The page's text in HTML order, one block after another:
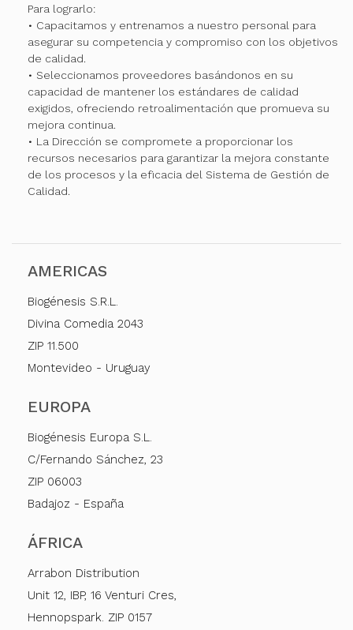
Para lograrlo:
• Capacitamos y entrenamos a nuestro personal para
asegurar su competencia y compromiso con los objetivos
de calidad.
• Seleccionamos proveedores basándonos en su
capacidad de mantener los estándares de calidad
exigidos, ofreciendo retroalimentación que promueva su
mejora continua.
• La Dirección se compromete a proporcionar los
recursos necesarios para garantizar la mejora constante
de los procesos y la eficacia del Sistema de Gestión de
Calidad.
AMERICAS
Biogénesis S.R.L.
Divina Comedia 2043
ZIP 11.500
Montevideo - Uruguay
EUROPA
Biogénesis Europa S.L.
C/Fernando Sánchez, 23
ZIP 06003
Badajoz - España
ÁFRICA
Arrabon Distribution
Unit 12, IBP, 16 Venturi Cres,
Hennopspark. ZIP 0157